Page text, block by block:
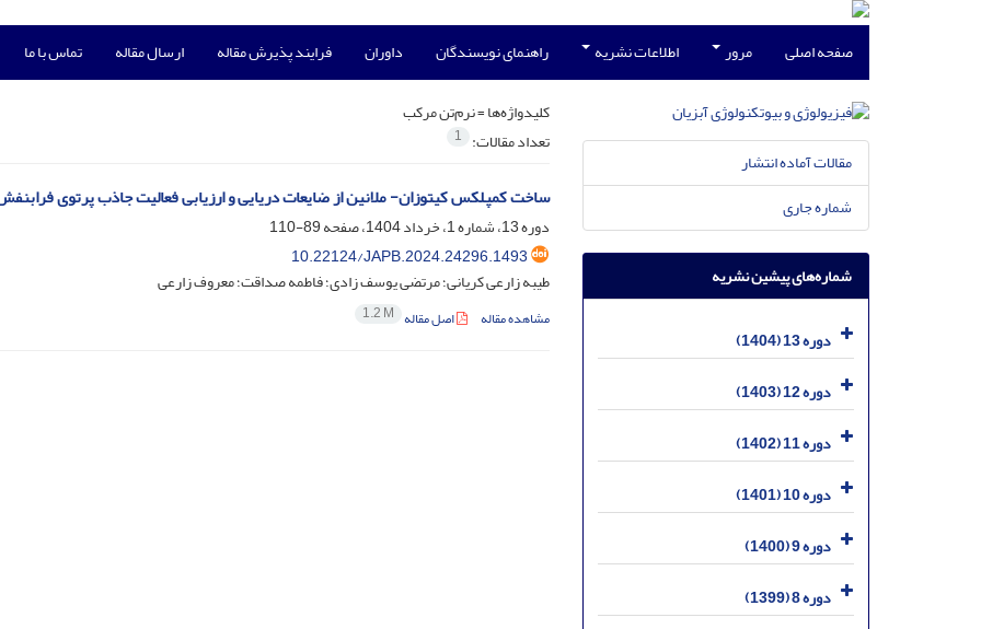
صفحه اصلی مرور اطلاعات نشریه راهنمای نویسندگان داوران فرایند پذیرش مقاله ارسال مقاله تماس با ما
کلیدواژه‌ها =نرم‌تن مرکب
تعداد مقالات: 1
ساخت کمپلکس کیتوزان- ملانین از ضایعات دریایی و ارزیابی فعالیت جاذب پرتوی
دوره 13، شماره 1، خرداد 1404، صفحه
89-110
10.22124/JAPB.2024.24296.1493
طیبه زارعی کریانی؛ مرتضی یوسف زادی؛ فاطمه صداقت؛ معروف زارعی
مشاهده مقاله اصل مقاله 1.2 M
مقالات آماده انتشار
شماره جاری
شماره‌های پیشین نشریه
دوره 13 (1404)
دوره 12 (1403)
دوره 11 (1402)
دوره 10 (1401)
دوره 9 (1400)
دوره 8 (1399)